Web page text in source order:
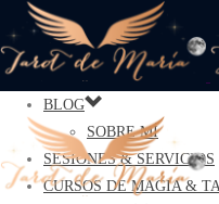
BLOG
SOBRE MÍ
SESIONES & SERVICIOS
CURSOS DE MAGIA &